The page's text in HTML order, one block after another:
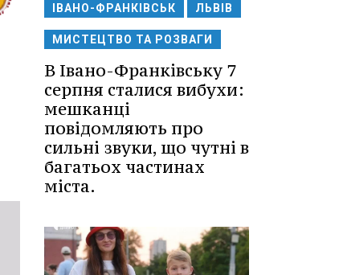
ІВАНО-ФРАНКІВСЬК ЛЬВІВ
МИСТЕЦТВО ТА РОЗВАГИ
В Івано-Франківську 7
серпня сталися вибухи:
мешканці
повідомляють про
сильні звуки, що чутні в
багатьох частинах
міста.